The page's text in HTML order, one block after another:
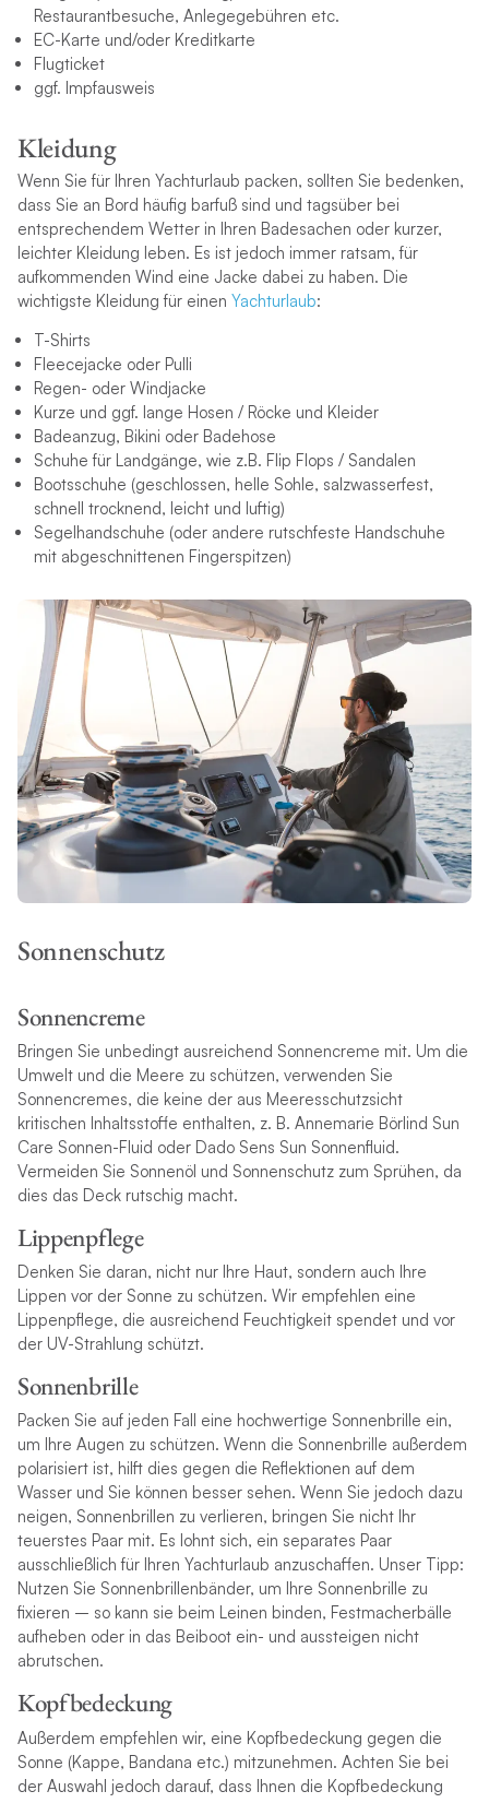
Restaurantbesuche, Anlegegebühren etc.
EC-Karte und/oder Kreditkarte
Flugticket
ggf. Impfausweis
Kleidung
Wenn Sie für Ihren Yachturlaub packen, sollten Sie bedenken,
dass Sie an Bord häufig barfuß sind und tagsüber bei
entsprechendem Wetter in Ihren Badesachen oder kurzer,
leichter Kleidung leben. Es ist jedoch immer ratsam, für
aufkommenden Wind eine Jacke dabei zu haben. Die
wichtigste Kleidung für einen Yachturlaub:
T-Shirts
Fleecejacke oder Pulli
Regen- oder Windjacke
Kurze und ggf. lange Hosen / Röcke und Kleider
Badeanzug, Bikini oder Badehose
Schuhe für Landgänge, wie z.B. Flip Flops / Sandalen
Bootsschuhe (geschlossen, helle Sohle, salzwasserfest,
schnell trocknend, leicht und luftig)
Segelhandschuhe (oder andere rutschfeste Handschuhe
mit abgeschnittenen Fingerspitzen)
Sonnenschutz
Sonnencreme
Bringen Sie unbedingt ausreichend Sonnencreme mit. Um die
Umwelt und die Meere zu schützen, verwenden Sie
Sonnencremes, die keine der aus Meeresschutzsicht
kritischen Inhaltsstoffe enthalten, z. B. Annemarie Börlind Sun
Care Sonnen-Fluid oder Dado Sens Sun Sonnenfluid.
Vermeiden Sie Sonnenöl und Sonnenschutz zum Sprühen, da
dies das Deck rutschig macht.
Lippenpflege
Denken Sie daran, nicht nur Ihre Haut, sondern auch Ihre
Lippen vor der Sonne zu schützen. Wir empfehlen eine
Lippenpflege, die ausreichend Feuchtigkeit spendet und vor
der UV-Strahlung schützt.
Sonnenbrille
Packen Sie auf jeden Fall eine hochwertige Sonnenbrille ein,
um Ihre Augen zu schützen. Wenn die Sonnenbrille außerdem
polarisiert ist, hilft dies gegen die Reflektionen auf dem
Wasser und Sie können besser sehen. Wenn Sie jedoch dazu
neigen, Sonnenbrillen zu verlieren, bringen Sie nicht Ihr
teuerstes Paar mit. Es lohnt sich, ein separates Paar
ausschließlich für Ihren Yachturlaub anzuschaffen. Unser Tipp:
Nutzen Sie Sonnenbrillenbänder, um Ihre Sonnenbrille zu
fixieren – so kann sie beim Leinen binden, Festmacherbälle
aufheben oder in das Beiboot ein- und aussteigen nicht
abrutschen.
Kopfbedeckung
Außerdem empfehlen wir, eine Kopfbedeckung gegen die
Sonne (Kappe, Bandana etc.) mitzunehmen. Achten Sie bei
der Auswahl jedoch darauf, dass Ihnen die Kopfbedeckung